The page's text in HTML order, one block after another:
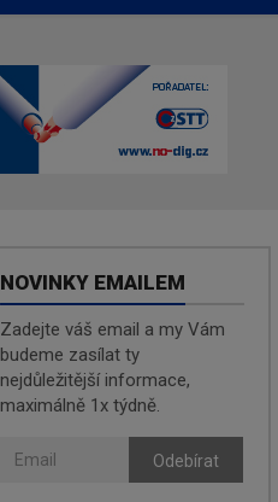
NOVINKY EMAILEM
Zadejte váš email a my Vám
budeme zasílat ty
nejdůležitější informace,
maximálně 1x týdně.
Odebírat